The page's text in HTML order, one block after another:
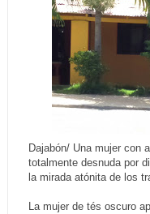
Dajabón/ Una mujer con
totalmente desnuda por
la mirada atónita de los
La mujer de tés oscuro